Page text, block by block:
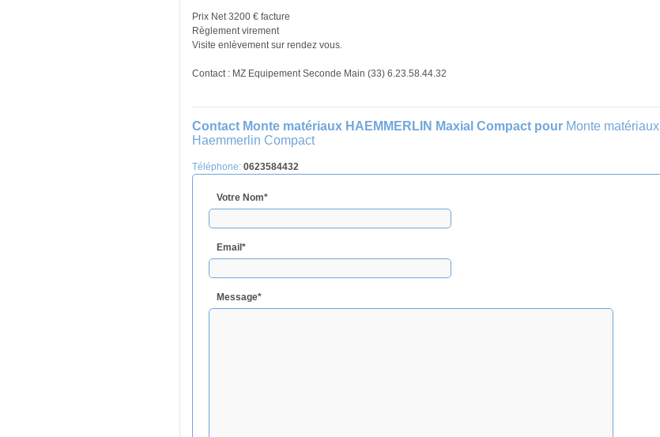
Prix Net 3200 € facture
Règlement virement
Visite enlèvement sur rendez vous.
Contact : MZ Equipement Seconde Main (33) 6.23.58.44.32
Contact Monte matériaux HAEMMERLIN Maxial Compact pour Monte matériaux
Haemmerlin Compact
Téléphone: 0623584432
Votre Nom*
Email*
Message*